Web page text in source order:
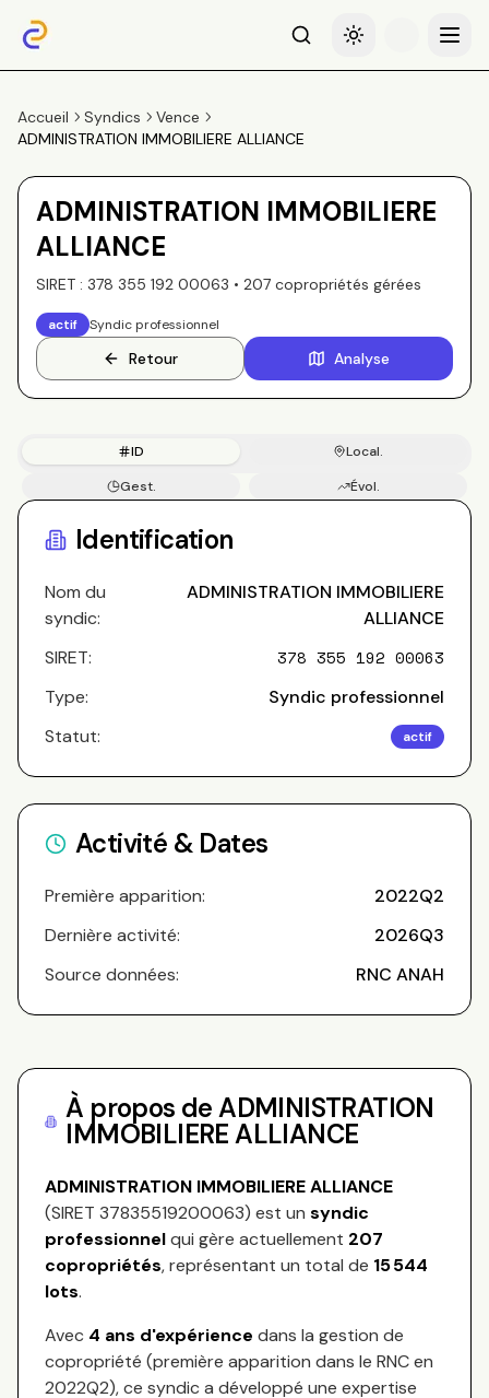
RechercheBasculer le thème
Menu
Accueil Syndics
Vence
ADMINISTRATION IMMOBILIERE ALLIANCE
ADMINISTRATION IMMOBILIERE
ALLIANCE
SIRET : 378 355 192 00063 • 207 copropriétés gérées
actif Syndic professionnel
Retour Analyse
ID
Local.
Gest.
Évol.
Identification
Nom du
syndic:
ADMINISTRATION IMMOBILIERE
ALLIANCE
SIRET:
378 355 192 00063
Type:
Syndic professionnel
Statut:
actif
Activité & Dates
Première apparition:
2022Q2
Dernière activité:
2026Q3
Source données:
RNC ANAH
À propos deADMINISTRATION
IMMOBILIERE ALLIANCE
ADMINISTRATION IMMOBILIERE ALLIANCE
(SIRET 37835519200063) est un syndic
professionnelqui gère actuellement 207
copropriétés, représentant un total de 15 544
lots.
Avec 4 ans d'expérience dans la gestion de
copropriété (première apparition dans le RNC en
2022Q2), ce syndic a développé une expertise